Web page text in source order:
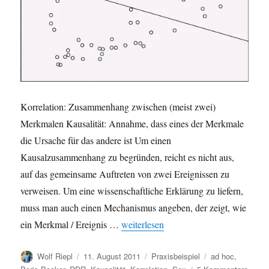
Korrelation: Zusammenhang zwischen (meist zwei)
Merkmalen Kausalität: Annahme, dass eines der Merkmale
die Ursache für das andere ist Um einen
Kausalzusammenhang zu begründen, reicht es nicht aus,
auf das gemeinsame Auftreten von zwei Ereignissen zu
verweisen. Um eine wissenschaftliche Erklärung zu liefern,
muss man auch einen Mechanismus angeben, der zeigt, wie
ein Merkmal / Ereignis …„Korrelation und Kausalität: Steffi
weiterlesen
Autor
Wolf Riepl
Veröffentlicht
11. August 2011 Kategorien
Praxisbeispiel Schlagwörter
ad hoc,